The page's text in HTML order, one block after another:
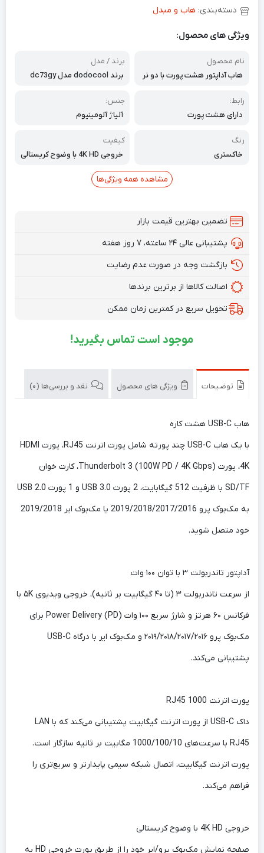
دسته‌بندی: هاب و مبدل
ویژگی های محصول:
نام محصول
هاب آداپتور هشت پورت با دو نر
برند / مدل
برند dodocool مدل dc73gy
رابط:
دارای هشت پورت
جنس:
آلیاژ آلومینیوم
رنگ
خاکستری
کیفیت
خروجی 4K HD با وضوح کریستالی
مشاهده همه ویژگی‌ها
تضمین بهترین قیمت بازار
پشتیبانی عالی ۲۴ ساعته، ۷ روز هفته
بازگشت وجه در صورت عدم رضایت
اصالت کالاها از برترین برندها
تحویل سریع در کمترین زمان ممکن
موجود است تماس بگیرید!
توضیحات ویژگی های محصول نقد و بررسی‌ها (0)
هاب USB-C هشت کاره
با یک هاب USB-C چند پورته شامل پورت اترنت RJ45، پورت HDMI
4K، پورت Thunderbolt 3 (100W PD / 4K Gbps)، کارت خوان
SD/TF با ظرفیت 512 گیگابایت، 2 پورت USB 3.0 و 1 پورت USB 2.0
به مک‌بوک پرو 2019/2018/2017/2016 یا مک‌بوک ایر 2019/2018
خود متصل شوید.
آداپتور تاندربولت ۳ با توان ۱۰۰ وات
از سرعت تاندربولت ۳ (تا ۴۰ گیگابیت بر ثانیه)، خروجی ویدیوی ۵K با
فرکانس ۶۰ هرتز و شارژ سریع ۱۰۰ وات Power Delivery (PD) برای
مک‌بوک پرو ۲۰۱۹/۲۰۱۸/۲۰۱۷/۲۰۱۶ و مک‌بوک ایر با درگاه USB-C
پشتیبانی می‌کند.
پورت اترنت RJ45 1000
داک USB-C از پورت اترنت گیگابیت پشتیبانی می‌کند که با LAN
RJ45 با سرعت‌های 1000/100/10 مگابیت بر ثانیه سازگار است.
پورت اترنت گیگابیت، اتصال شبکه سیمی پایدارتر و سریع‌تری را
فراهم می‌کند.
خروجی 4K HD با وضوح کریستالی
صفحه نمایش مک‌بوک پرو/ایر خود را از طریق پورت خروجی HD به